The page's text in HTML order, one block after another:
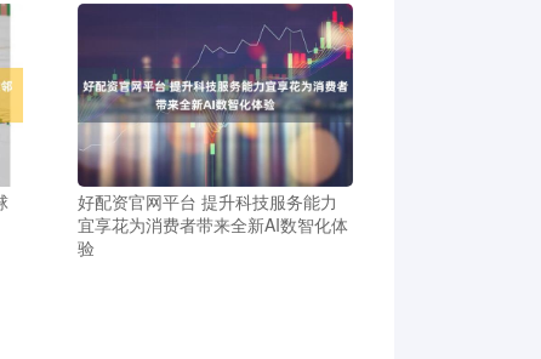
好配资官网平台 提升科技服务能力
宜享花为消费者带来全新AI数智化体
验